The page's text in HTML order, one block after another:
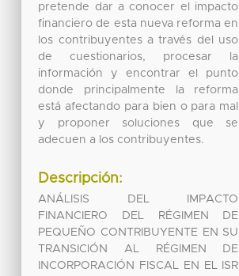
pretende dar a conocer el impacto
financiero de esta nueva reforma en
los contribuyentes a través del uso
de cuestionarios, procesar la
información y encontrar el punto
donde principalmente la reforma
está afectando para bien o para mal
y proponer soluciones que se
adecuen a los contribuyentes.
Descripción:
ANÁLISIS DEL IMPACTO
FINANCIERO DEL RÉGIMEN DE
PEQUEÑO CONTRIBUYENTE EN SU
TRANSICIÓN AL RÉGIMEN DE
INCORPORACIÓN FISCAL EN EL ISR